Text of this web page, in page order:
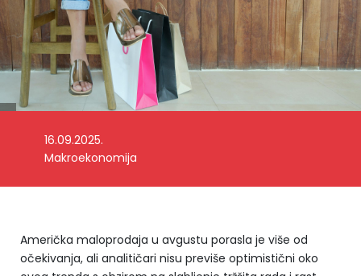
16.09.2025.
Makroekonomija
Američka maloprodaja u avgustu porasla je više od
očekivanja, ali analitičari nisu previše optimistični oko